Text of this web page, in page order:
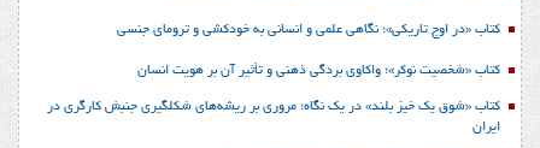
کتاب «در اوج تاریکی»؛ نگاهی علمی و انسانی به خودکشی و ترومای جنسی
کتاب «شخصیت نوکر»؛ واکاوی بردگی ذهنی و تأثیر آن بر هویت انسان
کتاب «شوق یک خیز بلند» در یک نگاه؛ مروری بر ریشه‌های شکل‎گیری جنبش کارگری در
ایران